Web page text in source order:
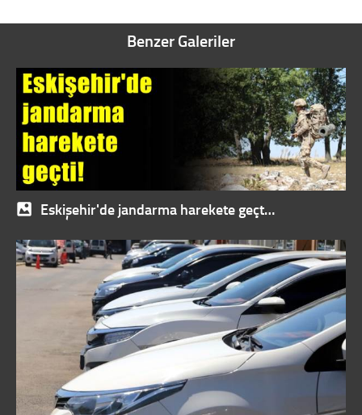
Benzer Galeriler
Eskişehir'de jandarma harekete geçt…